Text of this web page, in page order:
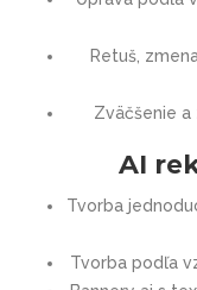
Retuš,
Zväčšenie
AI
Tvorba
Tvorba podľa